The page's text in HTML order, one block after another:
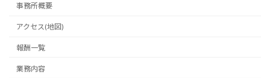
事務所概要
アクセス(地図)
報酬一覧
業務内容